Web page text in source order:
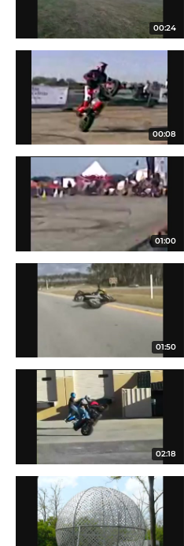
00:24
00:08
01:00
01:50
02:18